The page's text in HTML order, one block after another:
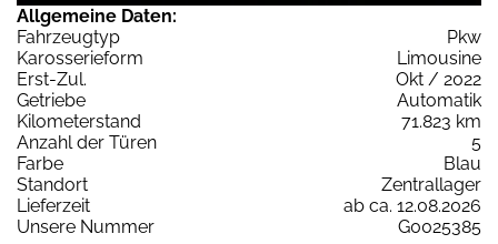
Allgemeine Daten:
Fahrzeugtyp
Pkw
Karosserieform
Limousine
Erst-Zul.
Okt / 2022
Getriebe
Automatik
Kilometerstand
71.823 km
Anzahl der Türen
5
Farbe
Blau
Standort
Zentrallager
Lieferzeit
ab ca. 12.08.2026
Unsere Nummer
G0025385